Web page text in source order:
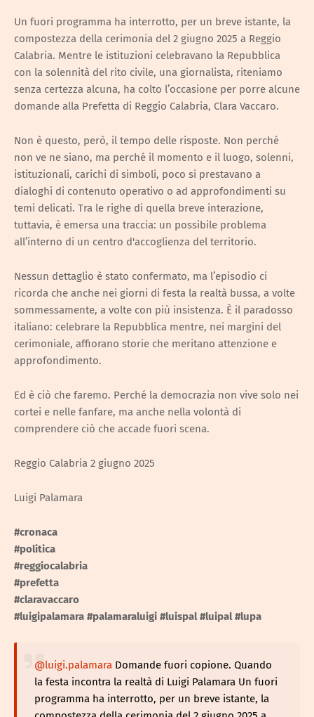
Un fuori programma ha interrotto, per un breve istante, la
compostezza della cerimonia del 2 giugno 2025 a Reggio
Calabria. Mentre le istituzioni celebravano la Repubblica
con la solennità del rito civile, una giornalista, riteniamo
senza certezza alcuna, ha colto l’occasione per porre alcune
domande alla Prefetta di Reggio Calabria, Clara Vaccaro.
Non è questo, però, il tempo delle risposte. Non perché
non ve ne siano, ma perché il momento e il luogo, solenni,
istituzionali, carichi di simboli, poco si prestavano a
dialoghi di contenuto operativo o ad approfondimenti su
temi delicati. Tra le righe di quella breve interazione,
tuttavia, è emersa una traccia: un possibile problema
all’interno di un centro d'accoglienza del territorio.
Nessun dettaglio è stato confermato, ma l’episodio ci
ricorda che anche nei giorni di festa la realtà bussa, a volte
sommessamente, a volte con più insistenza. È il paradosso
italiano: celebrare la Repubblica mentre, nei margini del
cerimoniale, affiorano storie che meritano attenzione e
approfondimento.
Ed è ciò che faremo. Perché la democrazia non vive solo nei
cortei e nelle fanfare, ma anche nella volontà di
comprendere ciò che accade fuori scena.
Reggio Calabria 2 giugno 2025
Luigi Palamara
#cronaca
#politica
#reggiocalabria
#prefetta
#claravaccaro
#luigipalamara #palamaraluigi #luispal #luipal #lupa
@luigi.palamara Domande fuori copione. Quando
la festa incontra la realtà di Luigi Palamara Un fuori
programma ha interrotto, per un breve istante, la